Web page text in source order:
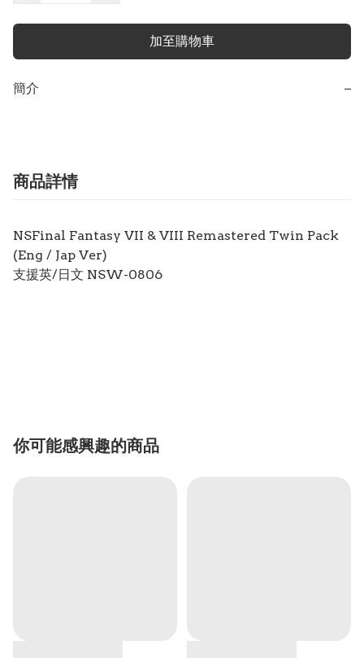
加至購物車
簡介 −
商品詳情
NSFinal Fantasy VII & VIII Remastered Twin Pack
(Eng / Jap Ver)
支援英/日文 NSW-0806
你可能感興趣的商品